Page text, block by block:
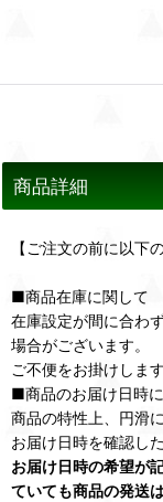
商品詳細
【ご注文の前に以下
■商品在庫に関して
在庫設定が間に合わ
場合がございます。
ご不便をお掛けしま
■商品のお届け日時
商品の特性上、円滑
お届け日時を確認し
お届け日時の希望が
ていても商品の発送